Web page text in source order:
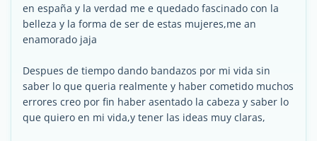
en españa y la verdad me e quedado fascinado con la
belleza y la forma de ser de estas mujeres,me an
enamorado jaja
Despues de tiempo dando bandazos por mi vida sin
saber lo que queria realmente y haber cometido muchos
errores creo por fin haber asentado la cabeza y saber lo
que quiero en mi vida,y tener las ideas muy claras,